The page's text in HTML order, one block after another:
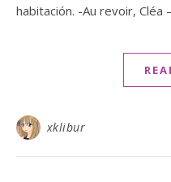
habitación. -Au revoir, Cléa
xklibur